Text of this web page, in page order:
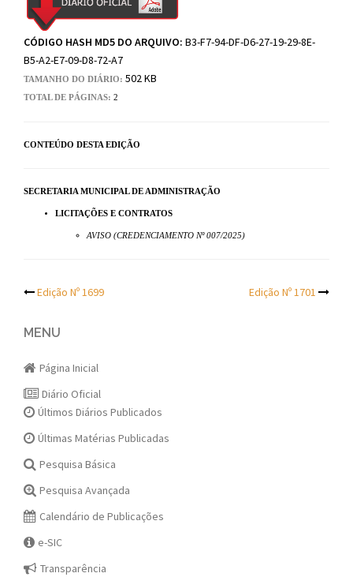
CÓDIGO HASH MD5 DO ARQUIVO: B3-F7-94-DF-D6-27-19-29-8E-
B5-A2-E7-09-D8-72-A7
TAMANHO DO DIÁRIO: 502 KB
TOTAL DE PÁGINAS: 2
CONTEÚDO DESTA EDIÇÃO
SECRETARIA MUNICIPAL DE ADMINISTRAÇÃO
LICITAÇÕES E CONTRATOS
AVISO (CREDENCIAMENTO Nº 007/2025)
Post
navigation
Edição Nº 1699 Edição Nº 1701
MENU
Página Inicial
Diário Oficial
Últimos Diários Publicados
Últimas Matérias Publicadas
Pesquisa Básica
Pesquisa Avançada
Calendário de Publicações
e-SIC
Transparência